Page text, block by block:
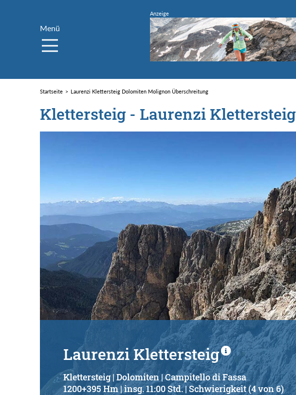
Menü
Startseite Laurenzi Klettersteig Dolomiten Molignon Überschreitung
Klettersteig - Laurenzi Klettersteig
Laurenzi Klettersteig
Klettersteig | Dolomiten | Campitello di Fassa
1200+395 Hm | insg. 11:00 Std. | Schwierigkeit (4 von 6)